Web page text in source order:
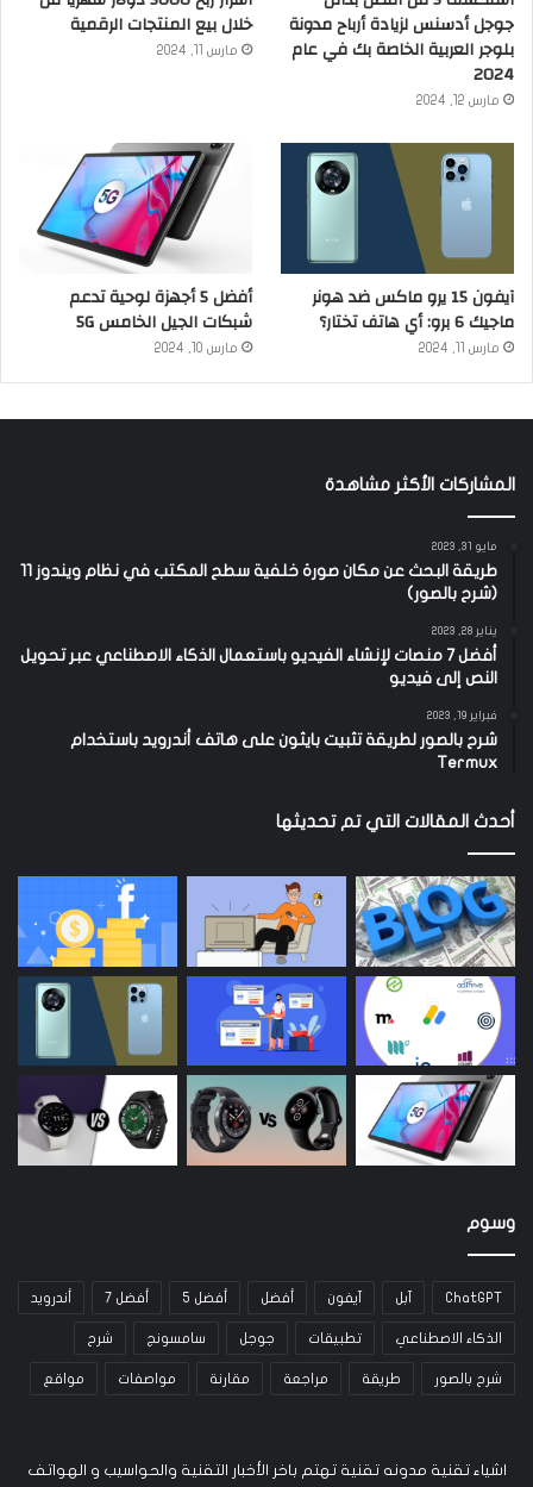
جوجل أدسنس لزيادة أرباح مدونة
بلوجر العربية الخاصة بك في عام
2024
مارس 12, 2024
خلال بيع المنتجات الرقمية
مارس 11, 2024
آيفون 15 يرو ماكس ضد هونر
ماجيك 6 برو: أي هاتف تختار؟
مارس 11, 2024
أفضل 5 أجهزة لوحية تدعم
شبكات الجيل الخامس 5G
مارس 10, 2024
المشاركات الأكثر مشاهدة
مايو 31, 2023
طريقة البحث عن مكان صورة خلفية سطح المكتب في نظام ويندوز 11
(شرح بالصور)
يناير 28, 2023
أفضل 7 منصات لإنشاء الفيديو باستعمال الذكاء الاصطناعي عبر تحويل
النص إلى فيديو
فبراير 19, 2023
شرح بالصور لطريقة تثبيت بايثون على هاتف أندرويد باستخدام
Termux
أحدث المقالات التي تم تحديثها
وسوم
ChatGPT آبل آيفون أفضل أفضل 5 أفضل 7 أندرويد
الذكاء الاصطناعي تطبيقات جوجل سامسونج شرح
شرح بالصور طريقة مراجعة مقارنة مواصفات مواقع
اشياء تقنية مدونه تقنية تهتم باخر الأخبار التقنية والحواسيب و الهواتف